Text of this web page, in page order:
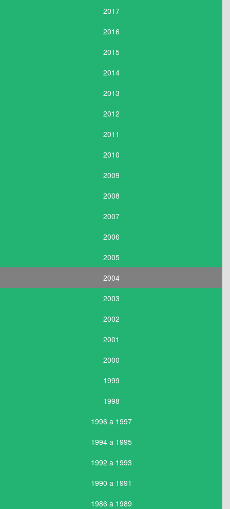
2017
2016
2015
2014
2013
2012
2011
2010
2009
2008
2007
2006
2005
2004
2003
2002
2001
2000
1999
1998
1996 a 1997
1994 a 1995
1992 a 1993
1990 a 1991
1986 a 1989